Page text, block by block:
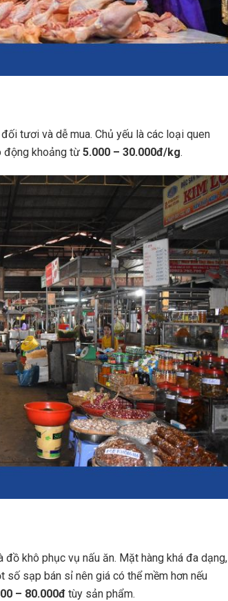
tươi và dễ mua. Chủ yếu là các loại quen
động khoảng từ 5.000 – 30.000đ/kg.
đồ khô phục vụ nấu ăn. Mặt hàng khá đa dạng,
sạp bán sỉ nên giá có thể mềm hơn nếu
– 80.000đ tùy sản phẩm.